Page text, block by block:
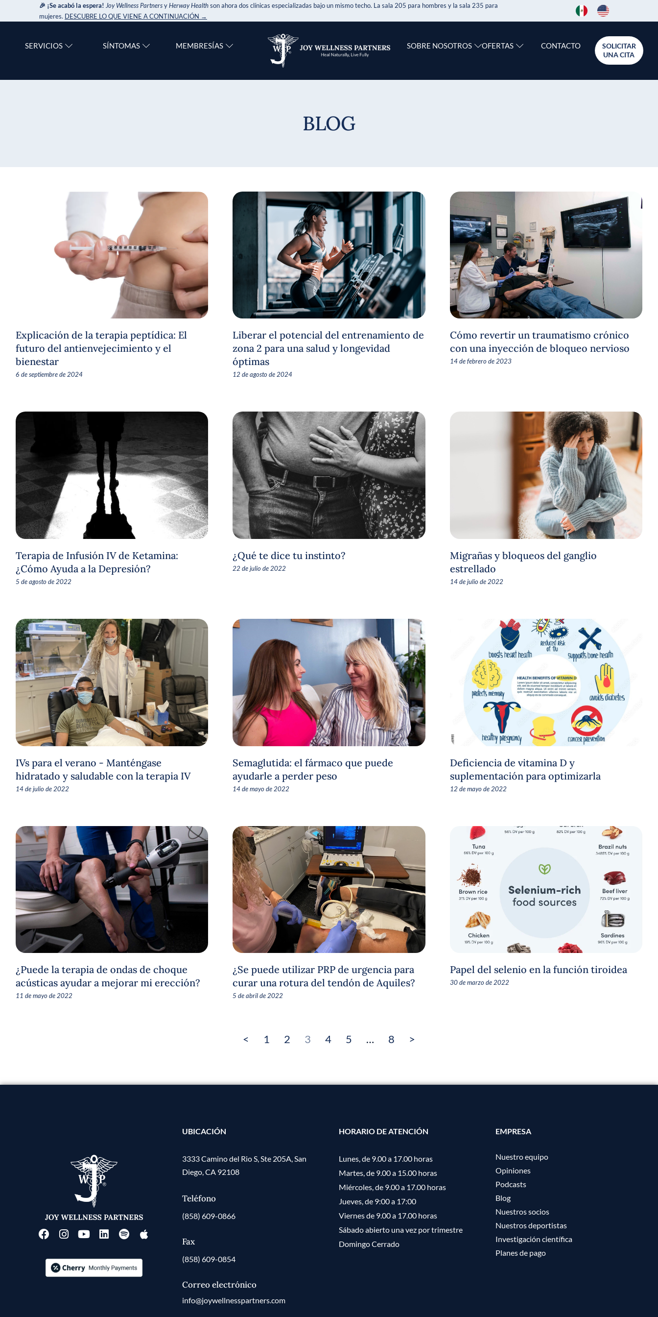
🎉 ¡Se acabó la espera! Joy Wellness PartnersyHerway Healthson ahora dos clínicas especializadas bajo un mismo techo. La sala 205 para hombres y la sala 235 para
mujeres. DESCUBRE LO QUE VIENE A CONTINUACIÓN →
SERVICIOS SÍNTOMAS MEMBRESÍAS SOBRE NOSOTROS OFERTAS CONTACTO
SOLICITAR
UNA CITA
BLOG
Explicación de la terapia peptídica: El
futuro del antienvejecimiento y el
bienestar
6 de septiembre de 2024
Liberar el potencial del entrenamiento de
zona 2 para una salud y longevidad
óptimas
12 de agosto de 2024
Cómo revertir un traumatismo crónico
con una inyección de bloqueo nervioso
14 de febrero de 2023
Terapia de Infusión IV de Ketamina:
¿Cómo Ayuda a la Depresión?
5 de agosto de 2022
¿Qué te dice tu instinto?
22 de julio de 2022
Migrañas y bloqueos del ganglio
estrellado
14 de julio de 2022
IVs para el verano - Manténgase
hidratado y saludable con la terapia IV
14 de julio de 2022
Semaglutida: el fármaco que puede
ayudarle a perder peso
14 de mayo de 2022
Deficiencia de vitamina D y
suplementación para optimizarla
12 de mayo de 2022
¿Puede la terapia de ondas de choque
acústicas ayudar a mejorar mi erección?
11 de mayo de 2022
¿Se puede utilizar PRP de urgencia para
curar una rotura del tendón de Aquiles?
5 de abril de 2022
Papel del selenio en la función tiroidea
30 de marzo de 2022
< 1 2 3 4 5 … 8 >
UBICACIÓN
3333 Camino del Rio S, Ste 205A, San
Diego, CA 92108
Teléfono
(858) 609-0866
Fax
(858) 609-0854
Correo electrónico
info@joywellnesspartners.com
HORARIO DE ATENCIÓN
Lunes, de 9.00 a 17.00 horas
Martes, de 9.00 a 15.00 horas
Miércoles, de 9.00 a 17.00 horas
Jueves, de 9:00 a 17:00
Viernes de 9.00 a 17.00 horas
Sábado abierto una vez por trimestre
Domingo Cerrado
EMPRESA
Nuestro equipo
Opiniones
Podcasts
Blog
Nuestros socios
Nuestros deportistas
Investigación científica
Planes de pago